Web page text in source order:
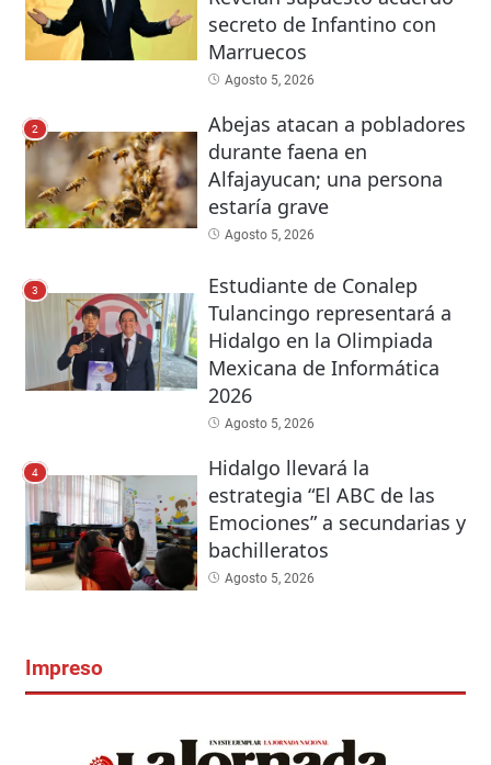
secreto de Infantino con
Marruecos
Agosto 5, 2026
2
Abejas atacan a pobladores
durante faena en
Alfajayucan; una persona
estaría grave
Agosto 5, 2026
3
Estudiante de Conalep
Tulancingo representará a
Hidalgo en la Olimpiada
Mexicana de Informática
2026
Agosto 5, 2026
4
Hidalgo llevará la
estrategia “El ABC de las
Emociones” a secundarias y
bachilleratos
Agosto 5, 2026
Impreso